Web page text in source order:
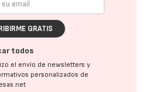
GRATIS
todos
el envío de newsletters y
personalizados de